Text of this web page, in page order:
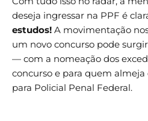
deseja ingressar na PPF é
estudos! A movimentação
um novo concurso pode
— com a nomeação dos
concurso e para quem
para Policial Penal Federal.